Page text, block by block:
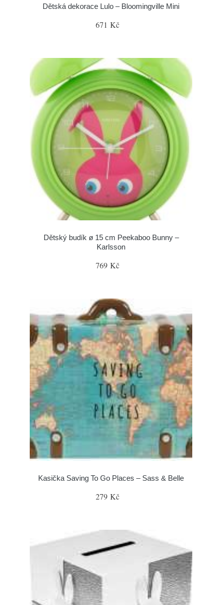
Dětská dekorace Lulo – Bloomingville Mini
671 Kč
Dětský budík ø 15 cm Peekaboo Bunny –
Karlsson
769 Kč
Kasička Saving To Go Places – Sass & Belle
279 Kč